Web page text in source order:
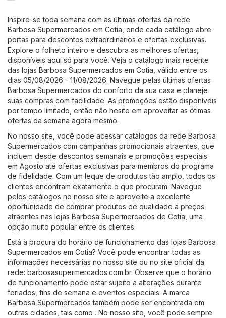
Inspire-se toda semana com as últimas ofertas da rede
Barbosa Supermercados em Cotia, onde cada catálogo abre
portas para descontos extraordinários e ofertas exclusivas.
Explore o folheto inteiro e descubra as melhores ofertas,
disponíveis aqui só para você. Veja o catálogo mais recente
das lojas Barbosa Supermercados em Cotia, válido entre os
dias 05/08/2026 - 11/08/2026. Navegue pelas últimas ofertas
Barbosa Supermercados do conforto da sua casa e planeje
suas compras com facilidade. As promoções estão disponíveis
por tempo limitado, então não hesite em aproveitar as ótimas
ofertas da semana agora mesmo.
No nosso site, você pode acessar catálogos da rede Barbosa
Supermercados com campanhas promocionais atraentes, que
incluem desde descontos semanais e promoções especiais
em Agosto até ofertas exclusivas para membros do programa
de fidelidade. Com um leque de produtos tão amplo, todos os
clientes encontram exatamente o que procuram. Navegue
pelos catálogos no nosso site e aproveite a excelente
oportunidade de comprar produtos de qualidade a preços
atraentes nas lojas Barbosa Supermercados de Cotia, uma
opção muito popular entre os clientes.
Está à procura do horário de funcionamento das lojas Barbosa
Supermercados em Cotia? Você pode encontrar todas as
informações necessárias no nosso site ou no site oficial da
rede: barbosasupermercados.com.br. Observe que o horário
de funcionamento pode estar sujeito a alterações durante
feriados, fins de semana e eventos especiais. A marca
Barbosa Supermercados também pode ser encontrada em
outras cidades, tais como . No nosso site, você pode sempre